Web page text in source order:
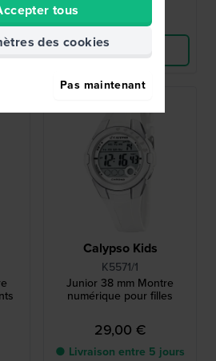
Comparer
Voir les produits
Calypso Kids
K5571/1
Junior 38 mm Montre
numérique pour filles
29,00 €
● Livraison entre 5 jours
tous
des cookies
Pas maintenant